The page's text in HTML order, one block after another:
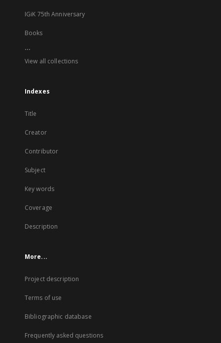
IGiK 75th Anniversary
Books
...
View all collections
Indexes
Title
Creator
Contributor
Subject
Key words
Coverage
Description
More...
Project description
Terms of use
Bibliographic database
Frequently asked questions